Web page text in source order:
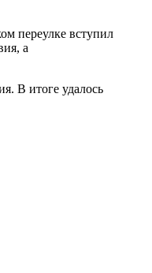
переулке вступил
а
В итоге удалось